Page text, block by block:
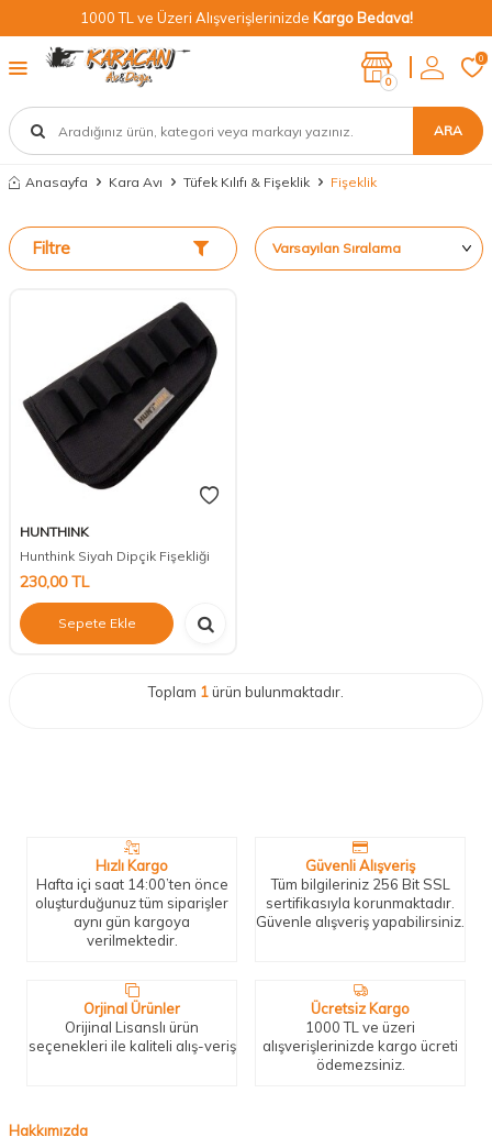
1000 TL ve Üzeri Alışverişlerinizde Kargo Bedava!
ARA
0
0
Anasayfa Kara Avı Tüfek Kılıfı & Fişeklik Fişeklik
Filtre
HUNTHINK
Hunthink Siyah Dipçik Fişekliği
230,00TL
Sepete Ekle
Toplam 1ürün bulunmaktadır.
Hızlı Kargo
Hafta içi saat 14:00’ten önce
oluşturduğunuz tüm siparişler
aynı gün kargoya
verilmektedir.
Güvenli Alışveriş
Tüm bilgileriniz 256 Bit SSL
sertifikasıyla korunmaktadır.
Güvenle alışveriş yapabilirsiniz.
Orjinal Ürünler
Orijinal Lisanslı ürün
seçenekleri ile kaliteli alış-veriş
Ücretsiz Kargo
1000 TL ve üzeri
alışverişlerinizde kargo ücreti
ödemezsiniz.
Hakkımızda